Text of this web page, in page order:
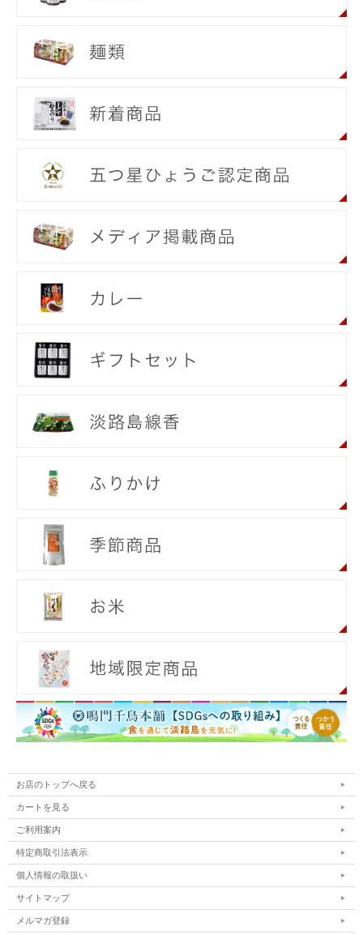
お店のトップへ戻る
カートを見る
ご利用案内
特定商取引法表示
個人情報の取扱い
サイトマップ
メルマガ登録